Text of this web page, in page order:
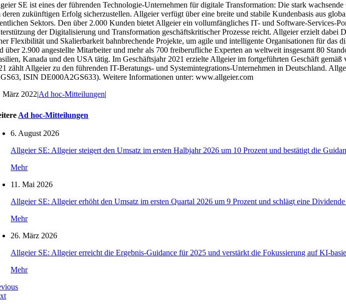
SE ist eines der führenden Technologie-Unternehmen für digitale Transformation: Die stark
deren zukünftigen Erfolg sicherzustellen. Allgeier verfügt über eine breite und stabile Kundenbasis aus
Sektors. Den über 2.000 Kunden bietet Allgeier ein vollumfängliches IT- und Software-
der Digitalisierung und Transformation geschäftskritischer Prozesse reicht. Allgeier erzielt
Flexibilität und Skalierbarkeit bahnbrechende Projekte, um agile und intelligente Organisationen für
über 2.900 angestellte Mitarbeiter und mehr als 700 freiberufliche Experten an weltweit insgesamt 80
Kanada und den USA tätig. Im Geschäftsjahr 2021 erzielte Allgeier im fortgeführten Geschäft
zählt Allgeier zu den führenden IT-Beratungs- und Systemintegrations-Unternehmen in Deutschland.
ISIN DE000A2GS633). Weitere Informationen unter: www.allgeier.com
März 2022|Ad hoc-Mitteilungen|
Ad hoc-Mitteilungen
6. August 2026
Allgeier SE: Allgeier steigert den Umsatz im ersten Halbjahr 2026 um 10 Prozent und bestätigt die
Mehr
11. Mai 2026
Allgeier SE: Allgeier erhöht den Umsatz im ersten Quartal 2026 um 9 Prozent und schlägt eine
Mehr
26. März 2026
Allgeier SE: Allgeier erreicht die Ergebnis-Guidance für 2025 und verstärkt die Fokussierung auf
Mehr